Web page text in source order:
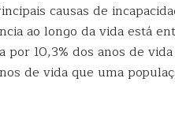
causas de
ao longo da vida está
por 10,3% dos anos de
de vida que uma